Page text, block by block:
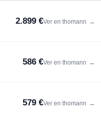
2.899 €Ver en thomann →
586 €Ver en thomann →
579 €Ver en thomann →